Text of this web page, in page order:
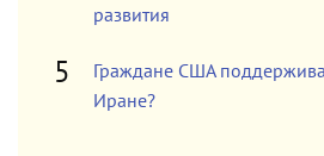
развития
Граждане США
Иране?